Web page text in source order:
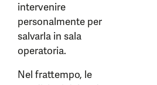
intervenire
personalmente per
salvarla in sala
operatoria.
Nel frattempo, le